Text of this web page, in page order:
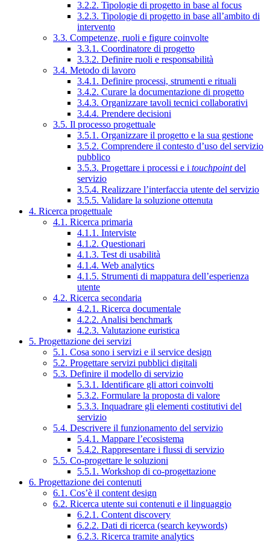
3.2.2. Tipologie di progetto in base al focus
3.2.3. Tipologie di progetto in base all’ambito di
intervento
3.3. Competenze, ruoli e figure coinvolte
3.3.1. Coordinatore di progetto
3.3.2. Definire ruoli e responsabilità
3.4. Metodo di lavoro
3.4.1. Definire processi, strumenti e rituali
3.4.2. Curare la documentazione di progetto
3.4.3. Organizzare tavoli tecnici collaborativi
3.4.4. Prendere decisioni
3.5. Il processo progettuale
3.5.1. Organizzare il progetto e la sua gestione
3.5.2. Comprendere il contesto d’uso del servizio
pubblico
3.5.3. Progettare i processi e i touchpointdel
servizio
3.5.4. Realizzare l’interfaccia utente del servizio
3.5.5. Validare la soluzione ottenuta
4. Ricerca progettuale
4.1. Ricerca primaria
4.1.1. Interviste
4.1.2. Questionari
4.1.3. Test di usabilità
4.1.4. Web analytics
4.1.5. Strumenti di mappatura dell’esperienza
utente
4.2. Ricerca secondaria
4.2.1. Ricerca documentale
4.2.2. Analisi benchmark
4.2.3. Valutazione euristica
5. Progettazione dei servizi
5.1. Cosa sono i servizi e il service design
5.2. Progettare servizi pubblici digitali
5.3. Definire il modello di servizio
5.3.1. Identificare gli attori coinvolti
5.3.2. Formulare la proposta di valore
5.3.3. Inquadrare gli elementi costitutivi del
servizio
5.4. Descrivere il funzionamento del servizio
5.4.1. Mappare l’ecosistema
5.4.2. Rappresentare i flussi di servizio
5.5. Co-progettare le soluzioni
5.5.1. Workshop di co-progettazione
6. Progettazione dei contenuti
6.1. Cos’è il content design
6.2. Ricerca utente sui contenuti e il linguaggio
6.2.1. Content discovery
6.2.2. Dati di ricerca (search keywords)
6.2.3. Ricerca tramite analytics